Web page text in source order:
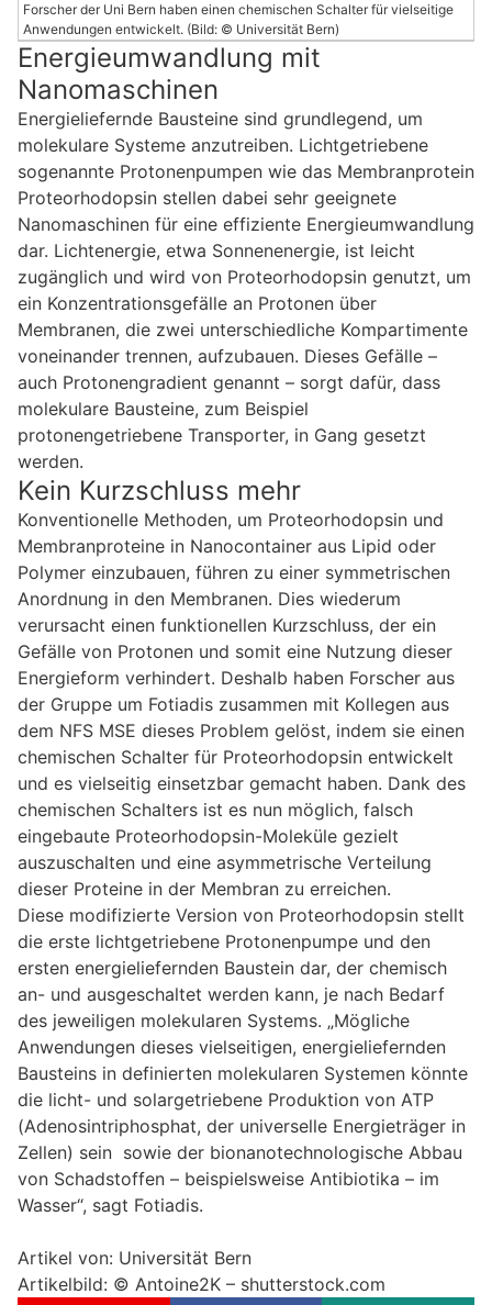
Forscher der Uni Bern haben einen chemischen Schalter für vielseitige
Anwendungen entwickelt. (Bild: © Universität Bern)
Energieumwandlung mit
Nanomaschinen
Energieliefernde Bausteine sind grundlegend, um
molekulare Systeme anzutreiben. Lichtgetriebene
sogenannte Protonenpumpen wie das Membranprotein
Proteorhodopsin stellen dabei sehr geeignete
Nanomaschinen für eine effiziente Energieumwandlung
dar. Lichtenergie, etwa Sonnenenergie, ist leicht
zugänglich und wird von Proteorhodopsin genutzt, um
ein Konzentrationsgefälle an Protonen über
Membranen, die zwei unterschiedliche Kompartimente
voneinander trennen, aufzubauen. Dieses Gefälle –
auch Protonengradient genannt – sorgt dafür, dass
molekulare Bausteine, zum Beispiel
protonengetriebene Transporter, in Gang gesetzt
werden.
Kein Kurzschluss mehr
Konventionelle Methoden, um Proteorhodopsin und
Membranproteine in Nanocontainer aus Lipid oder
Polymer einzubauen, führen zu einer symmetrischen
Anordnung in den Membranen. Dies wiederum
verursacht einen funktionellen Kurzschluss, der ein
Gefälle von Protonen und somit eine Nutzung dieser
Energieform verhindert. Deshalb haben Forscher aus
der Gruppe um Fotiadis zusammen mit Kollegen aus
dem NFS MSE dieses Problem gelöst, indem sie einen
chemischen Schalter für Proteorhodopsin entwickelt
und es vielseitig einsetzbar gemacht haben. Dank des
chemischen Schalters ist es nun möglich, falsch
eingebaute Proteorhodopsin-Moleküle gezielt
auszuschalten und eine asymmetrische Verteilung
dieser Proteine in der Membran zu erreichen.
Diese modifizierte Version von Proteorhodopsin stellt
die erste lichtgetriebene Protonenpumpe und den
ersten energieliefernden Baustein dar, der chemisch
an- und ausgeschaltet werden kann, je nach Bedarf
des jeweiligen molekularen Systems. „Mögliche
Anwendungen dieses vielseitigen, energieliefernden
Bausteins in definierten molekularen Systemen könnte
die licht- und solargetriebene Produktion von ATP
(Adenosintriphosphat, der universelle Energieträger in
Zellen) sein sowie der bionanotechnologische Abbau
von Schadstoffen – beispielsweise Antibiotika – im
Wasser“, sagt Fotiadis.
Artikel von: Universität Bern
Artikelbild: © Antoine2K – shutterstock.com